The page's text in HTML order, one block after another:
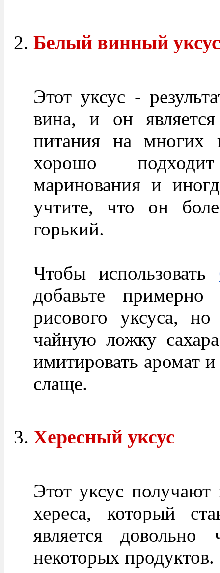
Белый винный уксус
Этот уксус -
вина, и он
питания на многих
хорошо
маринования и
учтите, что он
горький.
Чтобы использовать
добавьте
рисового уксуса,
чайную ложку
имитировать аромат
слаще.
Хересный уксус
Этот уксус получают
хереса, который
является довольно
некоторых продуктов.